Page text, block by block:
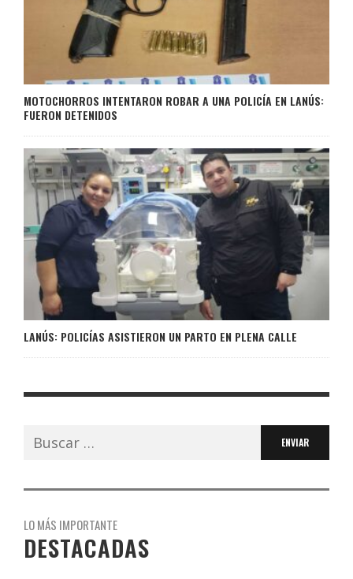
MOTOCHORROS INTENTARON ROBAR A UNA POLICÍA EN LANÚS:
FUERON DETENIDOS
LANÚS: POLICÍAS ASISTIERON UN PARTO EN PLENA CALLE
Buscar:
LO MÁS IMPORTANTE
DESTACADAS